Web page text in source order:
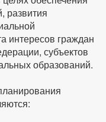
развития
интересов граждан
субъектов
образований.